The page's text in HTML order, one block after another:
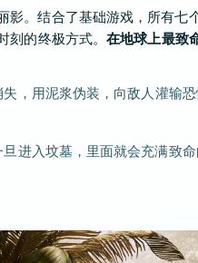
影。结合了基础游戏，所有七
刻的终极方式。在地球上最致
，用泥浆伪装，向敌人灌输
进入坟墓，里面就会充满致